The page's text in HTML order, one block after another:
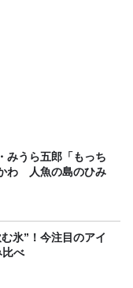
みうら五郎「もっち
わ 人魚の島のひみ
氷”！今注目のアイ
比べ